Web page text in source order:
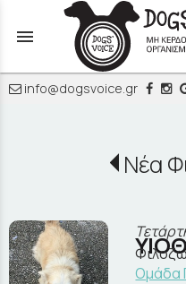
menu
info@dogsvoice.gr
Νέα
Ομάδα